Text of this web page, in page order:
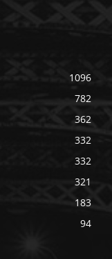
1096
782
362
332
332
321
183
94